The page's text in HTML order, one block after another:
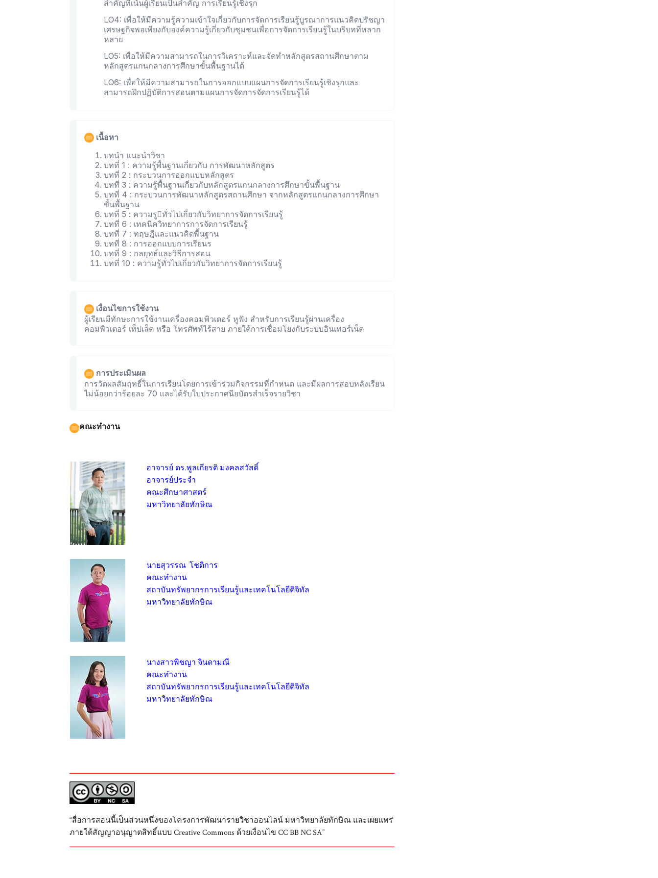
สําคัญที่เน้นผู้เรียนเป็นสําคัญ การเรียนรู้เชิงรุก
LO4: เพื่อให้มีความรู้ความเข้าใจเกี่ยวกับการจัดการเรียนรู้บูรณาการแนวคิดปรัชญา
เศรษฐกิจพอเพียงกับองค์ความรู้เกี่ยวกับชุมชนเพื่อการจัดการเรียนรู้ในบริบทที่หลาก
หลาย
LO5: เพื่อให้มีความสามารถในการวิเคราะห์และจัดทําหลักสูตรสถานศึกษาตาม
หลักสูตรแกนกลางการศึกษาขั้นพื้นฐานได้
LO6: เพื่อให้มีความสามารถในการออกแบบแผนการจัดการเรียนรู้เชิงรุกและ
สามารถฝึกปฏิบัติการสอนตามแผนการจัดการจัดการเรียนรู้ได้
เนื้อหา
บทนำ แนะนำวิชา
บทที่ 1 : ความรู้พื้นฐานเกี่ยวกับ การพัฒนาหลักสูตร
บทที่ 2 : กระบวนการออกแบบหลักสูตร
บทที่ 3 : ความรู้พื้นฐานเกี่ยวกับหลักสูตรแกนกลางการศึกษาขั้นพื้นฐาน
บทที่ 4 : กระบวนการพัฒนาหลักสูตรสถานศึกษา จากหลักสูตรแกนกลางการศึกษา
ขั้นพื้นฐาน
บทที่ 5 : ความรูทั่วไปเกี่ยวกับวิทยาการจัดการเรียนรู้
บทที่ 6 : เทคนิควิทยาการการจัดการเรียนรู้
บทที่ 7 : ทฤษฎีและแนวคิดพื้นฐาน
บทที่ 8 : การออกแบบการเรียนร
บทที่ 9 : กลยุทธ์และวิธีการสอน
บทที่ 10 : ความรู้ทั่วไปเกี่ยวกับวิทยาการจัดการเรียนรู้
เงื่อนไขการใช้งาน
ผู้เรียนมีทักษะการใช้งานเครื่องคอมพิวเตอร์ หูฟัง สำหรับการเรียนรู้ผ่านเครื่อง
คอมพิวเตอร์ เท็ปเล็ต หรือ โทรศัพท์ไร้สาย ภายใต้การเชื่อมโยงกับระบบอินเทอร์เน็ต
การประเมินผล
การวัดผลสัมฤทธิ์ในการเรียนโดยการเข้าร่วมกิจกรรมที่กำหนด และมีผลการสอบหลังเรียน
ไม่น้อยกว่าร้อยละ 70 และได้รับใบประกาศนียบัตรสำเร็จรายวิชา
คณะทำงาน
อาจารย์ ดร.พูลเกียรติ มงคลสวัสดิ์
อาจารย์ประจำ
คณะศึกษาศาสตร์
มหาวิทยาลัยทักษิณ
นายสุวรรณ โชติการ
คณะทำงาน
สถาบันทรัพยากรการเรียนรู้และเทคโนโลยีดิจิทัล
มหาวิทยาลัยทักษิณ
นางสาวพิชญา จินดามณี
คณะทำงาน
สถาบันทรัพยากรการเรียนรู้และเทคโนโลยีดิจิทัล
มหาวิทยาลัยทักษิณ
“สื่อการสอนนี้เป็นส่วนหนึ่งของโครงการพัฒนารายวิชาออนไลน์ มหาวิทยาลัยทักษิณ และเผยแพร่
ภายใต้สัญญาอนุญาตสิทธิ์แบบ Creative Commons ด้วยเงื่อนไข CC BB NC SA”